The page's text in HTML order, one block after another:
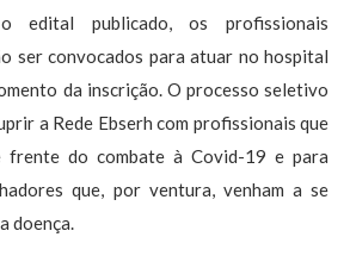
edital publicado, os profissionais
ser convocados para atuar no hospital
da inscrição. O processo seletivo
a Rede Ebserh com profissionais que
frente do combate à Covid-19 e para
que, por ventura, venham a se
doença.